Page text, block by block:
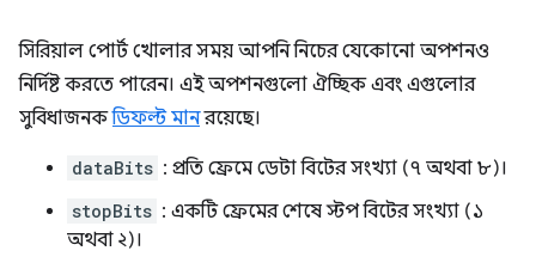
সিরিয়াল পোর্ট খোলার সময় আপনি নিচের যেকোনো অপশনও
নির্দিষ্ট করতে পারেন। এই অপশনগুলো ঐচ্ছিক এবং এগুলোর
সুবিধাজনকডিফল্ট মানরয়েছে।
dataBits : প্রতি ফ্রেমে ডেটা বিটের সংখ্যা (৭ অথবা ৮)।
stopBits : একটি ফ্রেমের শেষে স্টপ বিটের সংখ্যা (১
অথবা ২)।